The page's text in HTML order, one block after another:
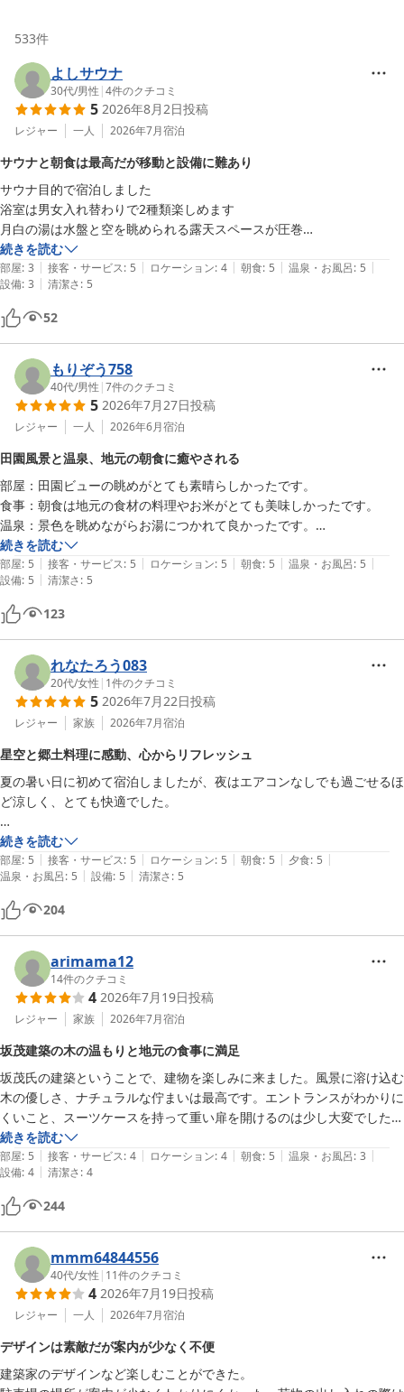
533件
よしサウナ
30代/男性 |4件のクチコミ
5 2026年8月2日投稿
レジャー 一人 2026年7月宿泊
サウナと朝食は最高だが移動と設備に難あり
サウナ目的で宿泊しました
浴室は男女入れ替わりで2種類楽しめます
月白の湯は水盤と空を眺められる露天スペースが圧巻
天色の湯は、半露天で街並みや山、電車なども見えて最高です
朝食は地産地消85%のバイキング
3種類の米の食べ比べや庄内の名物なども色々食べれます。
庄内メロンも美味しかったです。
気になったのは
①部屋から浴室までの距離が長い…
フロントから宿泊施設が3棟繋がってるのですが、場所が悪いと宿泊棟
▶︎フロント▶︎浴室棟▶︎浴室と移動が必要になります。棟内も迷路みたい
入り組んでおり、5分程移動に時間がかかりました。
②部屋のエアコンが少しカビ臭がしました
③レンタルバイクが1時間1000円
所用があり必要になったのですが…高いかなぁと
続きを読む
部屋: 3 | 接客・サービス: 5 | ロケーション: 4 | 朝食: 5 | 温泉・お風呂: 5 |
設備: 3 | 清潔さ: 5
52
もりぞう758
40代/男性 |7件のクチコミ
5 2026年7月27日投稿
レジャー 一人 2026年6月宿泊
田園風景と温泉、地元の朝食に癒やされる
部屋：田園ビューの眺めがとても素晴らしかったです。
食事：朝食は地元の食材の料理やお米がとても美味しかったです。
温泉：景色を眺めながらお湯につかれて良かったです。
設備：本を読めるコーナーもあって良かったです。
続きを読む
部屋: 5 | 接客・サービス: 5 | ロケーション: 5 | 朝食: 5 | 温泉・お風呂: 5 |
設備: 5 | 清潔さ: 5
123
れなたろう083
20代/女性 | 1件のクチコミ
5 2026年7月22日投稿
レジャー 家族 2026年7月宿泊
星空と郷土料理に感動、心からリフレッシュ
夏の暑い日に初めて宿泊しましたが、夜はエアコンなしでも過ごせるほ
ど涼しく、とても快適でした。
露天風呂とサウナを利用しましたが、露天風呂から見上げた満天の星空
が本当に美しく、とても感動しました。
夕食のコースも一品一品が丁寧に作られていて、とても美味しかったで
す。朝食ビュッフェは和食・洋食ともに充実していましたが、特に和食
がどれも美味しく、玉こんにゃくなど山形ならではの郷土料理を味わえ
たのが嬉しかったです。
ホテルの外には散策コースがあり、水田とホテルを一緒に撮影できるス
ポットも用意されていて、自然豊かな素晴らしい景色を楽しむことがで
スタッフの皆さまの温かいおもてなしも心地よく、心からリフレッシュ
できる滞在でした。また山形を訪れる際には、ぜひ宿泊したいと思いま
す。
続きを読む
部屋: 5 | 接客・サービス: 5 | ロケーション: 5 | 朝食: 5 | 夕食: 5 |
温泉・お風呂: 5 | 設備: 5 | 清潔さ: 5
204
arimama12
14件のクチコミ
4 2026年7月19日投稿
レジャー 家族 2026年7月宿泊
坂茂建築の木の温もりと地元の食事に満足
坂茂氏の建築ということで、建物を楽しみに来ました。風景に溶け込む
木の優しさ、ナチュラルな佇まいは最高です。エントランスがわかりに
くいこと、スーツケースを持って重い扉を開けるのは少し大変でした。
館内の雰囲気も統一されていてホッとできる空間でした。エコがテーマ
なのだと思いますが、お茶のサービスなど、もう少しアメニティが充実
していると良かったかなと思います。これも木造ということで仕方ない
のかもしれませんが、お風呂が傷んでましたね。ご飯は地元の食材満載
でとても美味しかったです。
続きを読む
部屋: 5 | 接客・サービス: 4 | ロケーション: 4 | 朝食: 5 | 温泉・お風呂: 3 |
設備: 4 | 清潔さ: 4
244
mmm64844556
40代/女性 | 11件のクチコミ
4 2026年7月19日投稿
レジャー 一人 2026年7月宿泊
デザインは素敵だが案内が少なく不便
建築家のデザインなど楽しむことができた。